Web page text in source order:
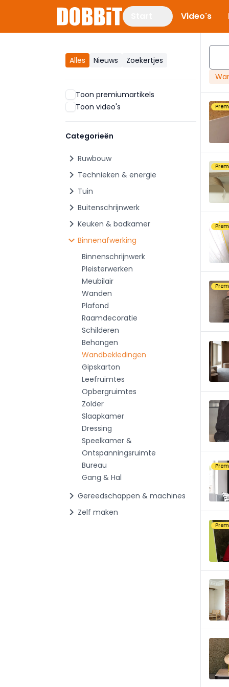
Video's
Alles Nieuws Zoekertjes
Toon premiumartikels
Toon video's
Categorieën
chevron_right Ruwbouw
chevron_right Technieken & energie
chevron_right Tuin
chevron_right Buitenschrijnwerk
chevron_right Keuken & badkamer
chevron_right Binnenafwerking
Binnenschrijnwerk
Pleisterwerken
Meubilair
Wanden
Plafond
Raamdecoratie
Schilderen
Behangen
Wandbekledingen
Gipskarton
Leefruimtes
Opbergruimtes
Zolder
Slaapkamer
Dressing
Speelkamer &
Ontspanningsruimte
Bureau
Gang & Hal
chevron_right Gereedschappen & machines
chevron_right Zelf maken